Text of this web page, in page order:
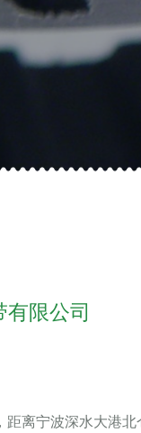
限公司
离宁波深水大港